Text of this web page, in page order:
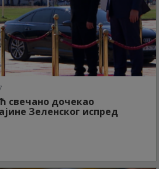
свечано дочекао
Зеленског испред